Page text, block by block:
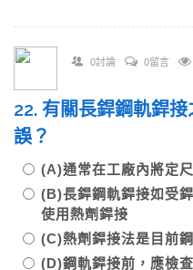
0討論 0留言
22. 有關長銲鋼軌銲
誤？
(A)通常在工廠內將定
(B)長銲鋼軌銲接如受
使用熱劑銲接
(C)熱劑銲接法是目前
(D)鋼軌銲接前，應檢